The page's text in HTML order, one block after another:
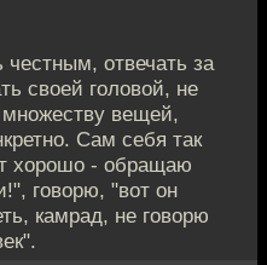
отвечать за
своей головой, не
вещей,
Сам себя так
хорошо - обращаю
говорю, "вот он
камрад, не говорю